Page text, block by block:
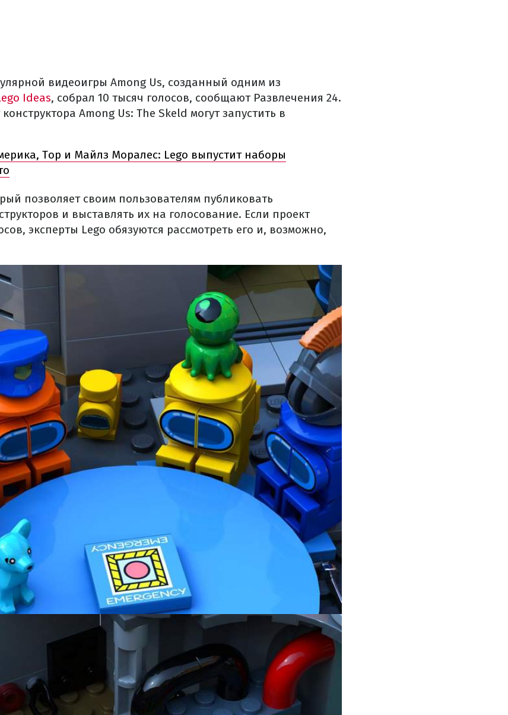
видеоигры Among Us, созданный одним из
Ideas, собрал 10 тысяч голосов, сообщают Развлечения 24.
Among Us: The Skeld могут запустить в
Тор и Майлз Моралес: Lego выпустит наборы
позволяет своим пользователям публиковать
и выставлять их на голосование. Если проект
эксперты Lego обязуются рассмотреть его и, возможно,